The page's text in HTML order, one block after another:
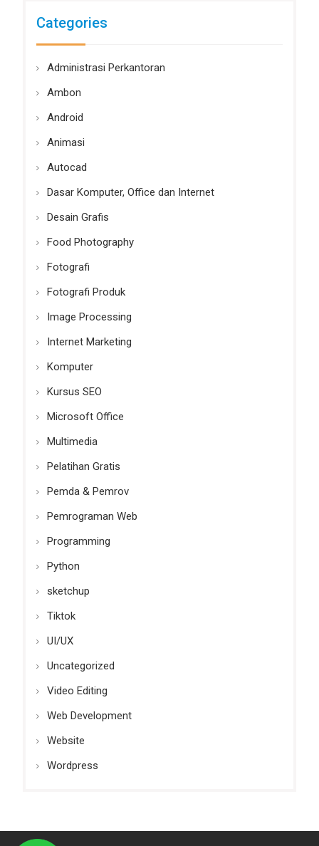
Categories
Administrasi Perkantoran
Ambon
Android
Animasi
Autocad
Dasar Komputer, Office dan Internet
Desain Grafis
Food Photography
Fotografi
Fotografi Produk
Image Processing
Internet Marketing
Komputer
Kursus SEO
Microsoft Office
Multimedia
Pelatihan Gratis
Pemda & Pemrov
Pemrograman Web
Programming
Python
sketchup
Tiktok
UI/UX
Uncategorized
Video Editing
Web Development
Website
Wordpress